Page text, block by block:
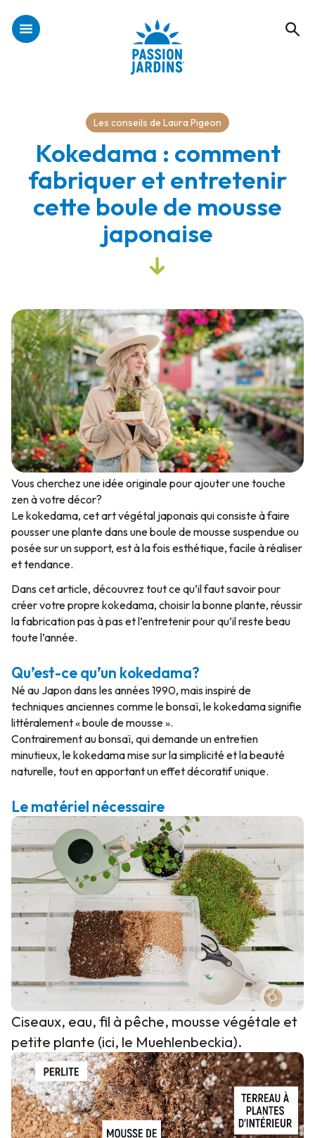
Les conseils de Laura Pigeon
Kokedama : comment
fabriquer et entretenir
cette boule de mousse
japonaise
Vous cherchez une idée originale pour ajouter une touche
zen à votre décor?
Le kokedama, cet art végétal japonais qui consiste à faire
pousser une plante dans une boule de mousse suspendue ou
posée sur un support, est à la fois esthétique, facile à réaliser
et tendance.
Dans cet article, découvrez tout ce qu’il faut savoir pour
créer votre propre kokedama, choisir la bonne plante, réussir
la fabrication pas à pas et l’entretenir pour qu’il reste beau
toute l’année.
Qu’est-ce qu’un kokedama?
Né au Japon dans les années 1990, mais inspiré de
techniques anciennes comme le bonsaï, le kokedama signifie
littéralement « boule de mousse ».
Contrairement au bonsaï, qui demande un entretien
minutieux, le kokedama mise sur la simplicité et la beauté
naturelle, tout en apportant un effet décoratif unique.
Le matériel nécessaire
Ciseaux, eau, fil à pêche, mousse végétale et
petite plante (ici, le Muehlenbeckia).